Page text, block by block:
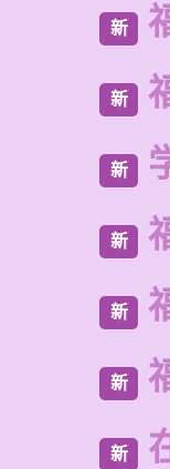
新
新
新
新
新
新
新